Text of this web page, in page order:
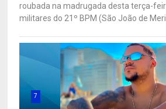
roubada na madrugada desta terça-
militares do 21º BPM (São João de
7